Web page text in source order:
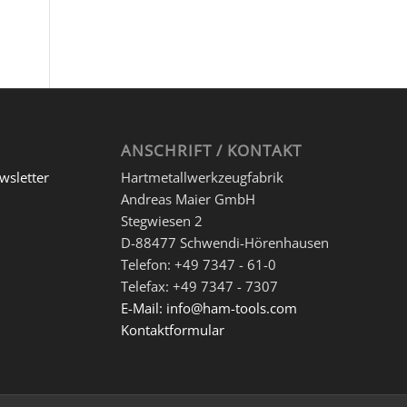
ANSCHRIFT / KONTAKT
Hartmetallwerkzeugfabrik
Andreas Maier GmbH
Stegwiesen 2
D-88477 Schwendi-Hörenhausen
Telefon: +49 7347 - 61-0
Telefax: +49 7347 - 7307
E-Mail: info@ham-tools.com
Kontaktformular